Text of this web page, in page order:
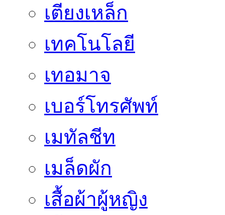
เตียงเหล็ก
เทคโนโลยี
เทอมาจ
เบอร์โทรศัพท์
เมทัลชีท
เมล็ดผัก
เสื้อผ้าผู้หญิง